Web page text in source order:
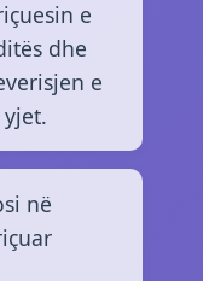
e
dhe
e
në